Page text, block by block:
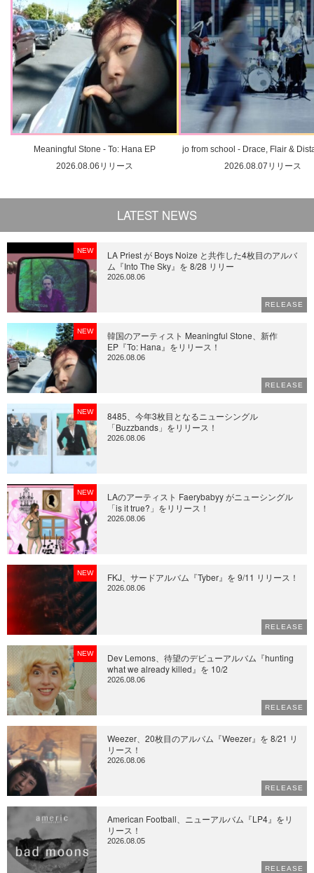
Meaningful Stone - To: Hana EP
2026.08.06リリース
jo from school - Drace, Flair &
2026.08.07リリース
LATEST NEWS
NEW
LA Priest が Boys Noize と共作した4枚目のアルバ
ム『Into The Sky』を 8/28 リリー
2026.08.06
RELEASE
NEW
韓国のアーティスト Meaningful Stone、新作
EP『To: Hana』をリリース！
2026.08.06
RELEASE
NEW
8485、今年3枚目となるニューシングル
「Buzzbands」をリリース！
2026.08.06
NEW
LAのアーティスト Faerybabyy がニューシングル
「is it true?」をリリース！
2026.08.06
NEW FKJ、サードアルバム『Tyber』を 9/11 リリース！
2026.08.06
RELEASE
NEW
Dev Lemons、待望のデビューアルバム『hunting
what we already killed』を 10/2
2026.08.06
RELEASE
Weezer、20枚目のアルバム『Weezer』を 8/21 リ
リース！
2026.08.06
RELEASE
American Football、ニューアルバム『LP4』をリ
リース！
2026.08.05
RELEASE